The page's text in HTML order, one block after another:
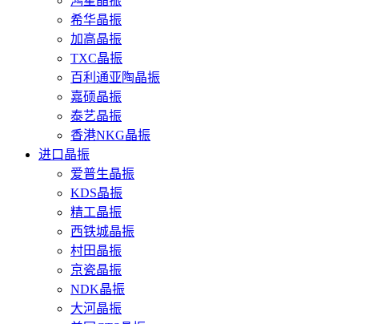
希华晶振
加高晶振
TXC晶振
百利通亚陶晶振
嘉硕晶振
泰艺晶振
香港NKG晶振
进口晶振
爱普生晶振
KDS晶振
精工晶振
西铁城晶振
村田晶振
京瓷晶振
NDK晶振
大河晶振